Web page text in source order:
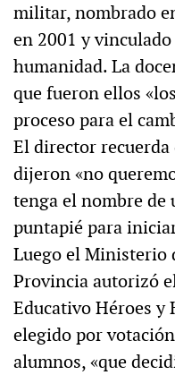
militar, nombrado
en 2001 y
humanidad. La
que fueron ellos
proceso para el
El director recuerda
dijeron «no
tenga el nombre de
puntapié para
Luego el Ministerio
Provincia autorizó
Educativo Héroes y
elegido por
alumnos, «que